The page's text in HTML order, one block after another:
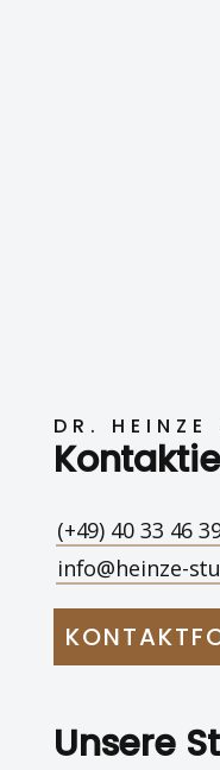
DR. HEINZE
(+49) 40 33 46
info@heinze-
Unsere